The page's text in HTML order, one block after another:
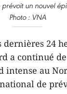
un nouvel
Photo : VNA
dernières 24
a continué
intense au
de